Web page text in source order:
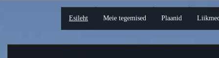
Esileht Meie tegemised Plaanid